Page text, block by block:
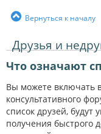
Вернуться к началу
Друзья и
Что означают
Вы можете включать
консультативного
список друзей,
получения быстрого